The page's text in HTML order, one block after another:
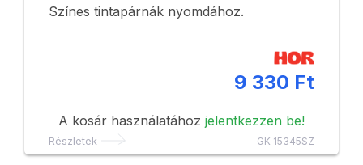
Színes tintapárnák nyomdához.
9 330 Ft
A kosár használatához jelentkezzen be!
Részletek GK 15345SZ